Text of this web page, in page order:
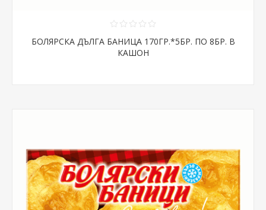
БОЛЯРСКА ДЪЛГА БАНИЦА 170ГР.*5БР. ПО 8БР. В
КАШОН